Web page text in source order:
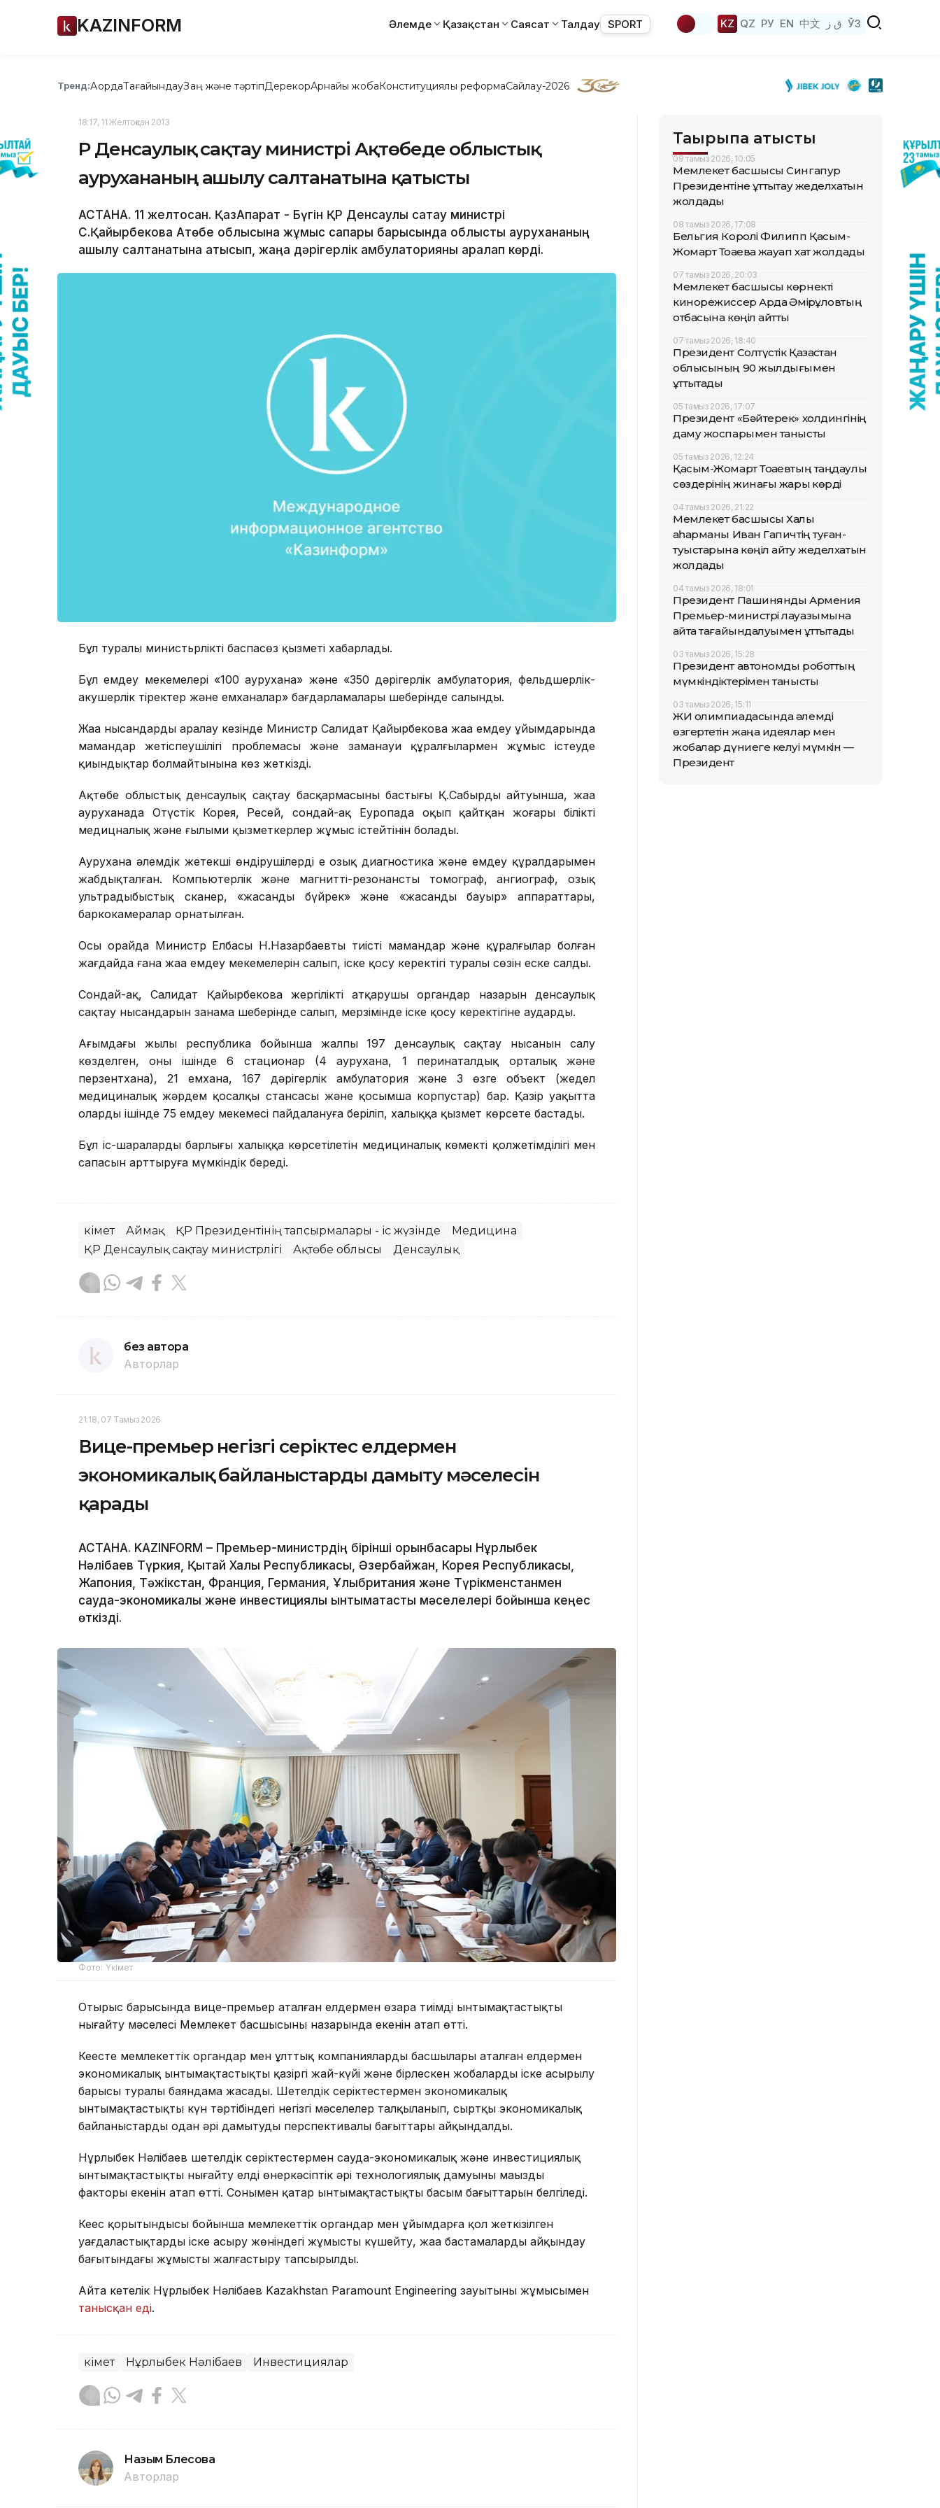
KAZINFORM Әлемде Қазақстан Саясат Талдау SPORT KZ QZ РУ EN 中文 ق ز ЎЗ
Тренд:АқордаТағайындауЗаң және тәртіпДерекқорАрнайы жобаКонституциялық реформаСайлау-2026
18:17, 11 Желтоқсан 2013
ҚР Денсаулық сақтау министрі Ақтөбеде облыстық
аурухананың ашылу салтанатына қатысты
АСТАНА. 11 желтоқсан. ҚазАқпарат - Бүгін ҚР Денсаулық сақтау министрі
С.Қайырбекова Ақтөбе облысына жұмыс сапары барысында облыстық аурухананың
ашылу салтанатына қатысып, жаңа дәрігерлік амбулаторияны аралап көрді.
Бұл туралы министьрліктің баспасөз қызметі хабарлады.
Бұл емдеу мекемелері «100 аурухана» және «350 дәрігерлік амбулатория, фельдшерлік-
акушерлік тіректер және емханалар» бағдарламалары шеңберінде салынды.
Жаңа нысандарды аралау кезінде Министр Салидат Қайырбекова жаңа емдеу ұйымдарында
мамандар жетіспеушілігі проблемасы және заманауи құралғылармен жұмыс істеуде
қиындықтар болмайтынына көз жеткізді.
Ақтөбе облыстық денсаулық сақтау басқармасының бастығы Қ.Сабырдың айтуынша, жаңа
ауруханада Оңтүстік Корея, Ресей, сондай-ақ Еуропада оқып қайтқан жоғары білікті
медицналық және ғылыми қызметкерлер жұмыс істейтінін болады.
Аурухана әлемдік жетекші өндірушілердің ең озық диагностика және емдеу құралдарымен
жабдықталған. Компьютерлік және магнитті-резонансты томограф, ангиограф, озық
ультрадыбыстық сканер, «жасанды бүйрек» және «жасанды бауыр» аппараттары,
баркокамералар орнатылған.
Осы орайда Министр Елбасы Н.Назарбаевтың тиісті мамандар және құралғылар болған
жағдайда ғана жаңа емдеу мекемелерін салып, іске қосу керектігі туралы сөзін еске салды.
Сондай-ақ, Салидат Қайырбекова жергілікті атқарушы органдар назарын денсаулық
сақтау нысандарын заңнама шеңберінде салып, мерзімінде іске қосу керектігіне аударды.
Ағымдағы жылы республика бойынша жалпы 197 денсаулық сақтау нысанын салу
көзделген, оның ішінде 6 стационар (4 аурухана, 1 перинаталдық орталық және
перзентхана), 21 емхана, 167 дәрігерлік амбулатория және 3 өзге объект (жедел
медициналық жәрдем қосалқы стансасы және қосымша корпустар) бар. Қазір уақытта
олардың ішінде 75 емдеу мекемесі пайдалануға беріліп, халыққа қызмет көрсете бастады.
Бұл іс-шаралардың барлығы халыққа көрсетілетін медициналық көмектің қолжетімділігі мен
сапасын арттыруға мүмкіндік береді.
Үкімет Аймақ ҚР Президентінің тапсырмалары - іс жүзінде
Медицина
ҚР Денсаулық сақтау министрлігі
Ақтөбе облысы Денсаулық
без автора
Авторлар
21:18, 07 Тамыз 2026
Вице-премьер негізгі серіктес елдермен
экономикалық байланыстарды дамыту мәселесін
қарады
АСТАНА. KAZINFORM – Премьер-министрдің бірінші орынбасары Нұрлыбек
Нәлібаев Түркия, Қытай Халық Республикасы, Әзербайжан, Корея Республикасы,
Жапония, Тәжікстан, Франция, Германия, Ұлыбритания және Түрікменстанмен
сауда-экономикалық және инвестициялық ынтымақтастық мәселелері бойынша кеңес
өткізді.
Фото: Үкімет
Отырыс барысында вице-премьер аталған елдермен өзара тиімді ынтымақтастықты
нығайту мәселесі Мемлекет басшысының назарында екенін атап өтті.
Кеңесте мемлекеттік органдар мен ұлттық компаниялардың басшылары аталған елдермен
экономикалық ынтымақтастықтың қазіргі жай-күйі және бірлескен жобалардың іске асырылу
барысы туралы баяндама жасады. Шетелдік серіктестермен экономикалық
ынтымақтастықтың күн тәртібіндегі негізгі мәселелер талқыланып, сыртқы экономикалық
байланыстарды одан әрі дамытудың перспективалы бағыттары айқындалды.
Нұрлыбек Нәлібаев шетелдік серіктестермен сауда-экономикалық және инвестициялық
ынтымақтастықты нығайту елдің өнеркәсіптік әрі технологиялық дамуының маңызды
факторы екенін атап өтті. Сонымен қатар ынтымақтастықтың басым бағыттарын белгіледі.
Кеңес қорытындысы бойынша мемлекеттік органдар мен ұйымдарға қол жеткізілген
уағдаластықтарды іске асыру жөніндегі жұмысты күшейту, жаңа бастамаларды айқындау
бағытындағы жұмысты жалғастыру тапсырылды.
Айта кетелік Нұрлыбек Нәлібаев Kazakhstan Paramount Engineering зауытының жұмысымен
танысқан еді.
Үкімет Нұрлыбек Нәлібаев Инвестициялар
Назым Бөлесова
Авторлар
Тақырыпқа қатысты
09 тамыз 2026, 10:05
Мемлекет басшысы Сингапур
Президентіне құттықтау жеделхатын
жолдады
08 тамыз 2026, 17:08
Бельгия Королі Филипп Қасым-
Жомарт Тоқаевқа жауап хат жолдады
07 тамыз 2026, 20:03
Мемлекет басшысы көрнекті
кинорежиссер Ардақ Әмірқұловтың
отбасына көңіл айтты
07 тамыз 2026, 18:40
Президент Солтүстік Қазақстан
облысының 90 жылдығымен
құттықтады
05 тамыз 2026, 17:07
Президент «Бәйтерек» холдингінің
даму жоспарымен танысты
05 тамыз 2026, 12:24
Қасым-Жомарт Тоқаевтың таңдаулы
сөздерінің жинағы жарық көрді
04 тамыз 2026, 21:22
Мемлекет басшысы Халық
қаһарманы Иван Гапичтің туған-
туыстарына көңіл айту жеделхатын
жолдады
04 тамыз 2026, 18:01
Президент Пашинянды Армения
Премьер-министрі лауазымына
қайта тағайындалуымен құттықтады
03 тамыз 2026, 15:28
Президент автономды роботтың
мүмкіндіктерімен танысты
03 тамыз 2026, 15:11
ЖИ олимпиадасында әлемді
өзгертетін жаңа идеялар мен
жобалар дүниеге келуі мүмкін —
Президент